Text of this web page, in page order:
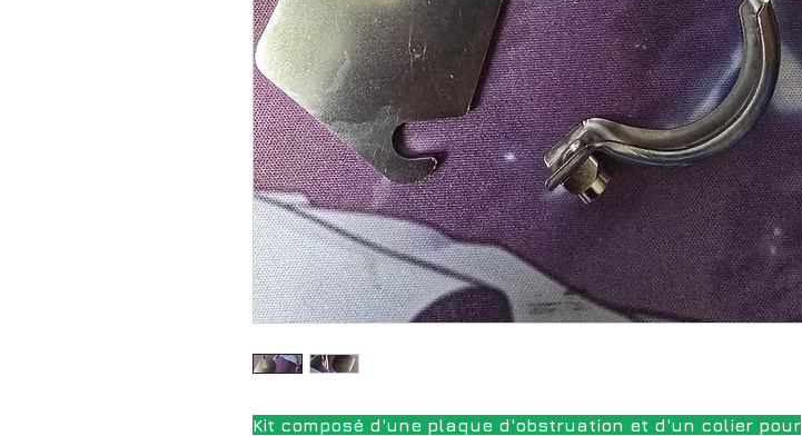
Kit composé d'une plaque d'obstruation et d'un colier pour